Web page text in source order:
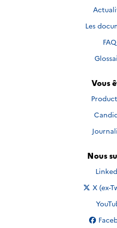
Les
FAQ
Vous
Nous
Nous
Nous
X (ex-
Nous
Nous